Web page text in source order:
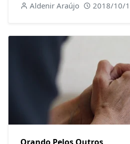
Aldenir Araújo 2018/10/1